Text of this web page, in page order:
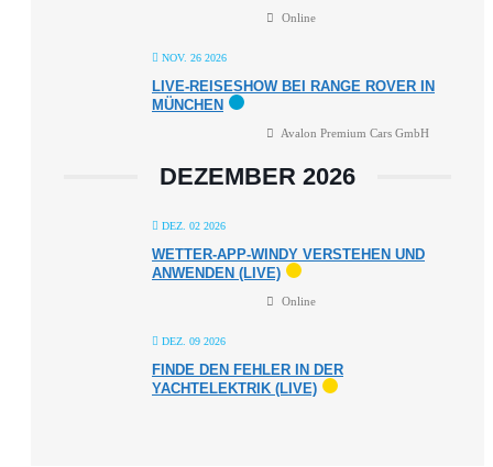
Online
NOV. 26 2026
LIVE-REISESHOW BEI RANGE ROVER IN
MÜNCHEN
Avalon Premium Cars GmbH
DEZEMBER 2026
DEZ. 02 2026
WETTER-APP-WINDY VERSTEHEN UND
ANWENDEN (LIVE)
Online
DEZ. 09 2026
FINDE DEN FEHLER IN DER
YACHTELEKTRIK (LIVE)